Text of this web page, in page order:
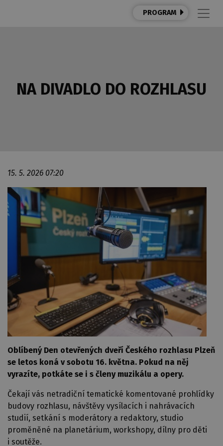
PROGRAM
NA DIVADLO DO ROZHLASU
15. 5. 2026 07:20
Oblíbený Den otevřených dveří Českého rozhlasu Plzeň
se letos koná v sobotu 16. května. Pokud na něj
vyrazíte, potkáte se i s členy muzikálu a opery.
Čekají vás netradiční tematické komentované prohlídky
budovy rozhlasu, návštěvy vysílacích i nahrávacích
studií, setkání s moderátory a redaktory, studio
proměněné na planetárium, workshopy, dílny pro děti
i soutěže.